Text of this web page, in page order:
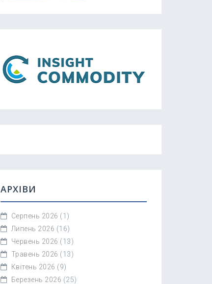
АРХІВИ
Серпень 2026 (1)
Липень 2026 (16)
Червень 2026 (13)
Травень 2026 (13)
Квітень 2026 (9)
Березень 2026 (25)